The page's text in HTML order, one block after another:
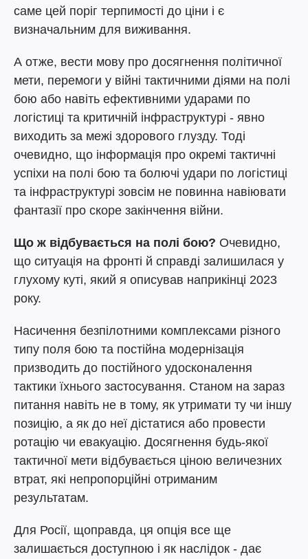
саме цей поріг терпимості до ціни і є
визначальним для виживання.
А отже, вести мову про досягнення політичної
мети, перемоги у війні тактичними діями на полі
бою або навіть ефективними ударами по
логістиці та критичній інфраструктурі - явно
виходить за межі здорового глузду. Тоді
очевидно, що інформація про окремі тактичні
успіхи на полі бою та болючі удари по логістиці
та інфраструктурі зовсім не повинна навіювати
фантазії про скоре закінчення війни.
Що ж відбувається на полі бою? Очевидно,
що ситуація на фронті й справді залишилася у
глухому куті, який я описував наприкінці 2023
року.
Насичення безпілотними комплексами різного
типу поля бою та постійна модернізація
призводить до постійного удосконалення
тактики їхнього застосування. Станом на зараз
питання навіть не в тому, як утримати ту чи іншу
позицію, а як до неї дістатися або провести
ротацію чи евакуацію. Досягнення будь-якої
тактичної мети відбувається ціною величезних
втрат, які непропорційні отриманим
результатам.
Для Росії, щоправда, ця опція все ще
залишається доступною і як наслідок - дає